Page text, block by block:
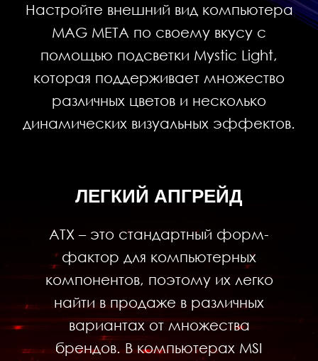
Настройте внешний вид компьютера
MAG META по своему вкусу с
помощью подсветки Mystic Light,
которая поддерживает множество
различных цветов и несколько
динамических визуальных эффектов.
ЛЕГКИЙ АПГРЕЙД
ATX – это стандартный форм-
фактор для компьютерных
компонентов, поэтому их легко
найти в продаже в различных
вариантах от множества
брендов. В компьютерах MSI